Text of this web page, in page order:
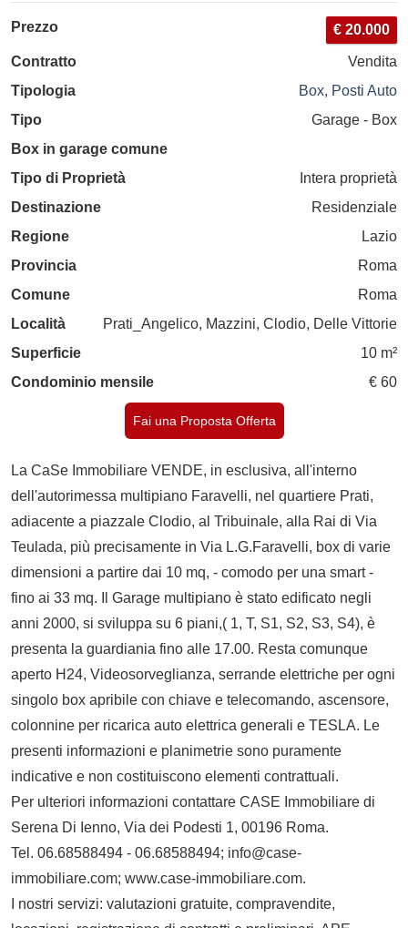
Prezzo € 20.000
Contratto
Vendita
Tipologia
Box, Posti Auto
Tipo
Garage - Box
Box in garage comune
Tipo di Proprietà
Intera proprietà
Destinazione
Residenziale
Regione
Lazio
Provincia
Roma
Comune
Roma
Località
Prati_Angelico, Mazzini, Clodio, Delle Vittorie
Superficie
10 m²
Condominio mensile
€ 60
Fai una Proposta Offerta
La CaSe Immobiliare VENDE, in esclusiva, all'interno
dell'autorimessa multipiano Faravelli, nel quartiere Prati,
adiacente a piazzale Clodio, al Tribuinale, alla Rai di Via
Teulada, più precisamente in Via L.G.Faravelli, box di varie
dimensioni a partire dai 10 mq, - comodo per una smart -
fino ai 33 mq. Il Garage multipiano è stato edificato negli
anni 2000, si sviluppa su 6 piani,( 1, T, S1, S2, S3, S4), è
presenta la guardiania fino alle 17.00. Resta comunque
aperto H24, Videosorveglianza, serrande elettriche per ogni
singolo box apribile con chiave e telecomando, ascensore,
colonnine per ricarica auto elettrica generali e TESLA. Le
presenti informazioni e planimetrie sono puramente
indicative e non costituiscono elementi contrattuali.
Per ulteriori informazioni contattare CASE Immobiliare di
Serena Di Ienno, Via dei Podesti 1, 00196 Roma.
Tel. 06.68588494 - 06.68588494; info@case-
immobiliare.com; www.case-immobiliare.com.
I nostri servizi: valutazioni gratuite, compravendite,